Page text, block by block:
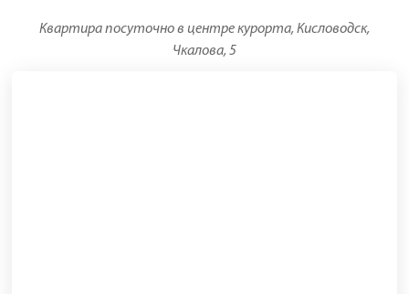
Квартира посуточно в центре курорта, Кисловодск,
Чкалова, 5